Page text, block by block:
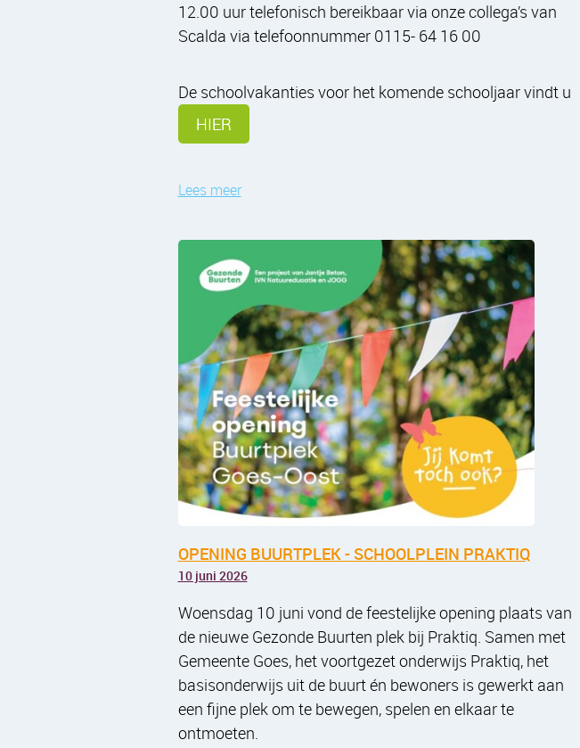
12.00 uur telefonisch bereikbaar via onze collega’s van
Scalda via telefoonnummer 0115- 64 16 00
De schoolvakanties voor het komende schooljaar vindt u
HIER
Lees meer
OPENING BUURTPLEK - SCHOOLPLEIN PRAKTIQ
10 juni 2026
Woensdag 10 juni vond de feestelijke opening plaats van
de nieuwe Gezonde Buurten plek bij Praktiq. Samen met
Gemeente Goes, het voortgezet onderwijs Praktiq, het
basisonderwijs uit de buurt én bewoners is gewerkt aan
een fijne plek om te bewegen, spelen en elkaar te
ontmoeten.